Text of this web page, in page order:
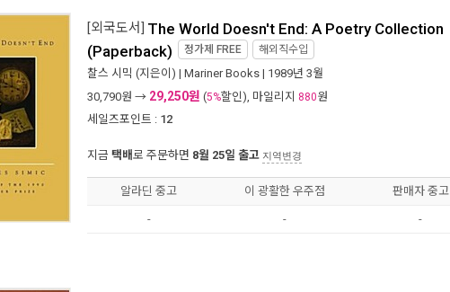
[외국도서] The World Doesn't End: A Poetry Collection
(Paperback) 정가제 FREE 해외직수입
찰스 시믹 (지은이) | Mariner Books | 1989년 3월
30,790원 → 29,250원 (5%할인), 마일리지 880원
세일즈포인트 : 12
지금 택배로 주문하면 8월 25일 출고 지역변경
알라딘 중고 이 광활한 우주점 판매자 중고
- - -